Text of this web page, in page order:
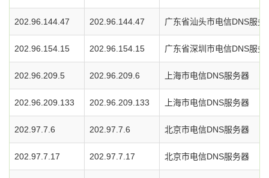
202.96.144.47 202.96.144.47 广东省汕头市电信DNS服务
202.96.154.15 202.96.154.15 广东省深圳市电信DNS服务
202.96.209.5 202.96.209.6 上海市电信DNS服务器
202.96.209.133 202.96.209.133 上海市电信DNS服务器
202.97.7.6 202.97.7.6 北京市电信DNS服务器
202.97.7.17 202.97.7.17 北京市电信DNS服务器